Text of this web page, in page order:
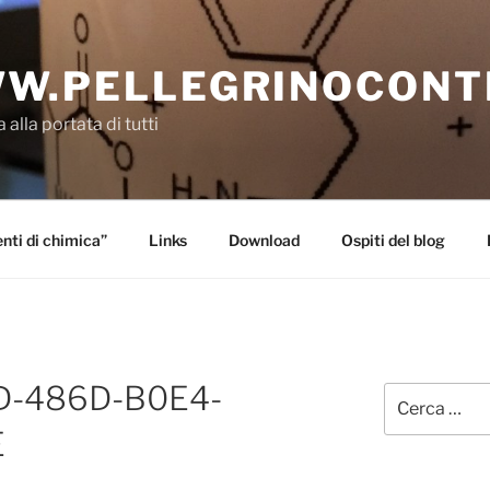
alla portata di tutti
di chimica” Links Download Ospiti del blog
486D-B0E4-